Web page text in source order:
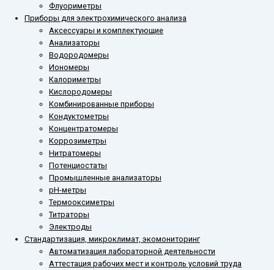
Флуориметры
Приборы для электрохимического анализа
Аксессуары и комплектующие
Анализаторы
Водородомеры
Иономеры
Калориметры
Кислородомеры
Комбинированные приборы
Кондуктометры
Концентратомеры
Коррозиметры
Нитратомеры
Потенциостаты
Промышленные анализаторы
рН-метры
Термооксиметры
Титраторы
Электроды
Стандартизация, микроклимат, экомониторинг
Автоматизация лабораторной деятельности
Аттестация рабочих мест и контроль условий труда